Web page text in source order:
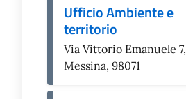
Ufficio Ambiente e
territorio
Via Vittorio Emanuele 7,
Messina, 98071